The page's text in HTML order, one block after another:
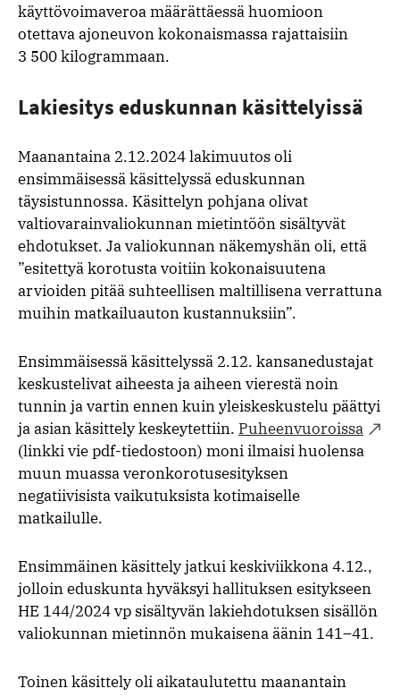
käyttövoimaveroa määrättäessä huomioon
otettava ajoneuvon kokonaismassa rajattaisiin
3 500 kilogrammaan.
Lakiesitys eduskunnan käsittelyissä
Maanantaina 2.12.2024 lakimuutos oli
ensimmäisessä käsittelyssä eduskunnan
täysistunnossa. Käsittelyn pohjana olivat
valtiovarainvaliokunnan mietintöön sisältyvät
ehdotukset. Ja valiokunnan näkemyshän oli, että
”esitettyä korotusta voitiin kokonaisuutena
arvioiden pitää suhteellisen maltillisena verrattuna
muihin matkailuauton kustannuksiin”.
Ensimmäisessä käsittelyssä 2.12. kansanedustajat
keskustelivat aiheesta ja aiheen vierestä noin
tunnin ja vartin ennen kuin yleiskeskustelu päättyi
ja asian käsittely keskeytettiin. Puheenvuoroissa
(linkki vie pdf-tiedostoon) moni ilmaisi huolensa
muun muassa veronkorotusesityksen
negatiivisista vaikutuksista kotimaiselle
matkailulle.
Ensimmäinen käsittely jatkui keskiviikkona 4.12.,
jolloin eduskunta hyväksyi hallituksen esitykseen
HE 144/2024 vp sisältyvän lakiehdotuksen sisällön
valiokunnan mietinnön mukaisena äänin 141–41.
Toinen käsittely oli aikataulutettu maanantain